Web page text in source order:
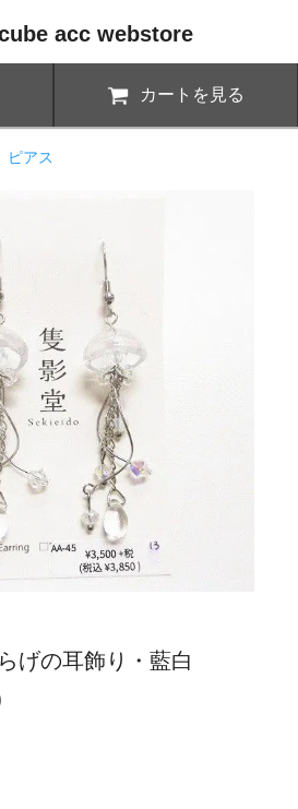
acc webstore
カートを見る
ピアス
げの耳飾り・藍白